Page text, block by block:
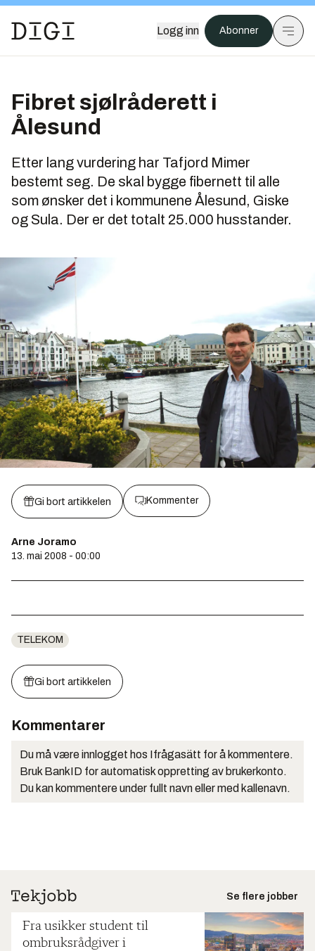
Logg inn Abonner
Fibret sjølråderett i
Ålesund
Etter lang vurdering har Tafjord Mimer
bestemt seg. De skal bygge fibernett til alle
som ønsker det i kommunene Ålesund, Giske
og Sula. Der er det totalt 25.000 husstander.
Gi bort artikkelen Kommenter
Arne Joramo
13. mai 2008 - 00:00
TELEKOM
Gi bort artikkelen
Kommentarer
Du må være innlogget hos Ifrågasätt for å kommentere.
Bruk BankID for automatisk oppretting av brukerkonto.
Du kan kommentere under fullt navn eller med kallenavn.
Se flere jobber
Fra usikker student til
ombruksrådgiver i